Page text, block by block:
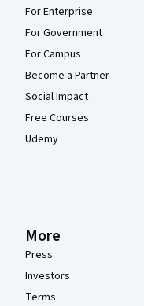
For Enterprise
For Government
For Campus
Become a Partner
Social Impact
Free Courses
Udemy
More
Press
Investors
Terms